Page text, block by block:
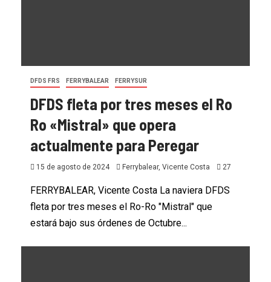
DFDS FRS FERRYBALEAR FERRYSUR
DFDS fleta por tres meses el Ro
Ro «Mistral» que opera
actualmente para Peregar
15 de agosto de 2024 Ferrybalear, Vicente Costa 27
FERRYBALEAR, Vicente Costa La naviera DFDS
fleta por tres meses el Ro-Ro "Mistral" que
estará bajo sus órdenes de Octubre...